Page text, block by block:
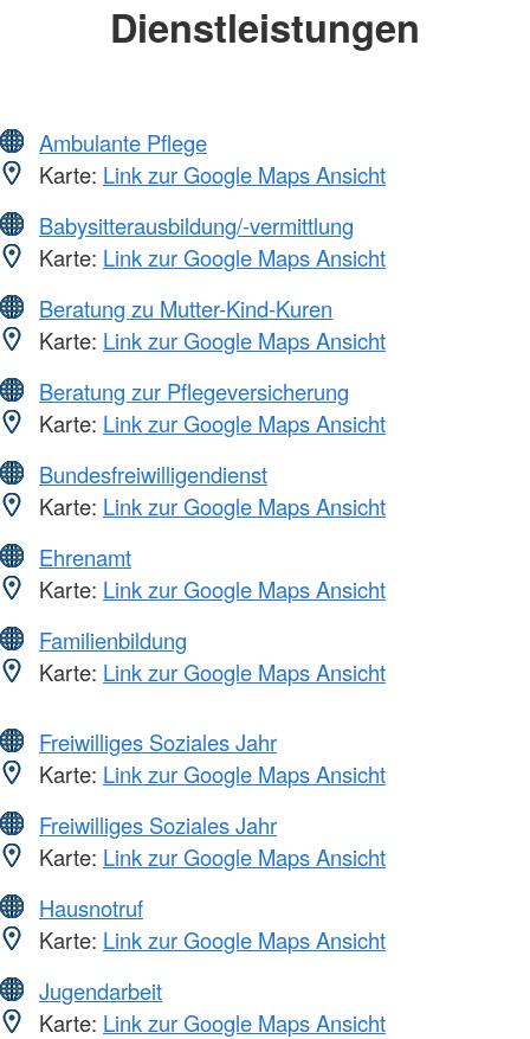
Dienstleistungen
Ambulante Pflege
Karte: Link zur Google Maps Ansicht
Babysitterausbildung/-vermittlung
Karte: Link zur Google Maps Ansicht
Beratung zu Mutter-Kind-Kuren
Karte: Link zur Google Maps Ansicht
Beratung zur Pflegeversicherung
Karte: Link zur Google Maps Ansicht
Bundesfreiwilligendienst
Karte: Link zur Google Maps Ansicht
Ehrenamt
Karte: Link zur Google Maps Ansicht
Familienbildung
Karte: Link zur Google Maps Ansicht
Freiwilliges Soziales Jahr
Karte: Link zur Google Maps Ansicht
Freiwilliges Soziales Jahr
Karte: Link zur Google Maps Ansicht
Hausnotruf
Karte: Link zur Google Maps Ansicht
Jugendarbeit
Karte: Link zur Google Maps Ansicht